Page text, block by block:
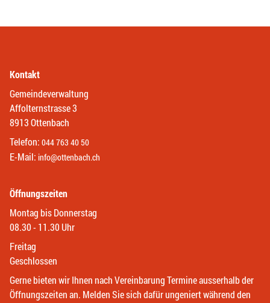
Kontakt
Gemeindeverwaltung
Affolternstrasse 3
8913 Ottenbach
Telefon: 044 763 40 50
E-Mail: info@ottenbach.ch
Öffnungszeiten
Montag bis Donnerstag
08.30 - 11.30 Uhr
Freitag
Geschlossen
Gerne bieten wir Ihnen nach Vereinbarung Termine ausserhalb der
Öffnungszeiten an. Melden Sie sich dafür ungeniert während den